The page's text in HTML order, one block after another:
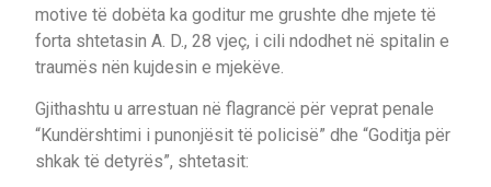
motive të dobëta ka goditur me grushte dhe mjete të
forta shtetasin A. D., 28 vjeç, i cili ndodhet në spitalin e
traumës nën kujdesin e mjekëve.
Gjithashtu u arrestuan në flagrancë për veprat penale
“Kundërshtimi i punonjësit të policisë” dhe “Goditja për
shkak të detyrës”, shtetasit: